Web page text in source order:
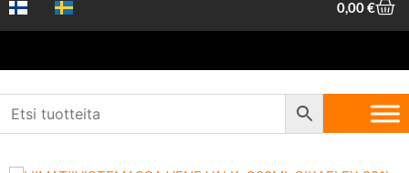
0,00€
Etusivu Koneet ja työkalut Yleistarvikkeet ja kemikaalit
Tekniset
/ Sikaflex 291i liimatiivistemassa vene valkoinen 300 ml